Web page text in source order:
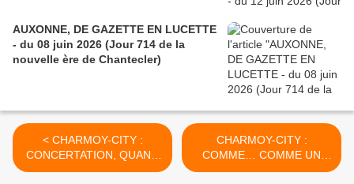
AUXONNE, DE GAZETTE EN LUCETTE
- du 08 juin 2026 (Jour 714 de la
nouvelle ère de Chantecler)
< CHARMOY-CITY :
CONCERTATION, QUAND
LES GILETS JAUNES
CHARMOY-CITY :
COMME… COMME UN
COUP DE FROID AU